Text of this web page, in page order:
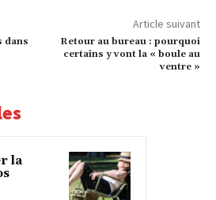
dans
Article suivant
Retour au bureau : pourquoi
certains y vont la « boule au
ventre »
la